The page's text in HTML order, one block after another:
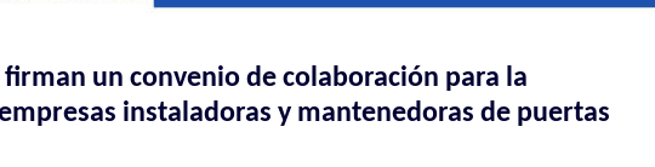
firman un convenio de colaboración para la
instaladoras y mantenedoras de puertas